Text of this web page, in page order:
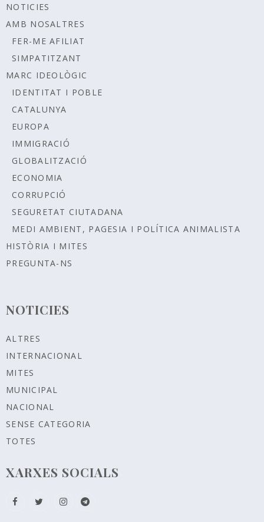
NOTICIES
AMB NOSALTRES
FER-ME AFILIAT
SIMPATITZANT
MARC IDEOLÒGIC
IDENTITAT I POBLE
CATALUNYA
EUROPA
IMMIGRACIÓ
GLOBALITZACIÓ
ECONOMIA
CORRUPCIÓ
SEGURETAT CIUTADANA
MEDI AMBIENT, PAGESIA I POLÍTICA ANIMALISTA
HISTÒRIA I MITES
PREGUNTA-NS
NOTICIES
ALTRES
INTERNACIONAL
MITES
MUNICIPAL
NACIONAL
SENSE CATEGORIA
TOTES
XARXES SOCIALS